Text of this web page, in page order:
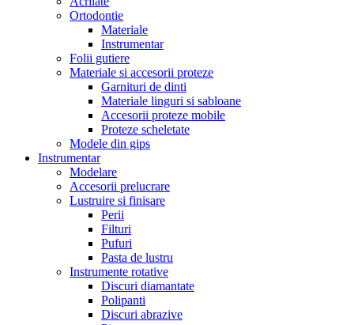
Ortodontie
Materiale
Instrumentar
Folii gutiere
Materiale si accesorii proteze
Garnituri de dinti
Materiale linguri si sabloane
Accesorii proteze mobile
Proteze scheletate
Modele din gips
Instrumentar
Modelare
Accesorii prelucrare
Lustruire si finisare
Perii
Filturi
Pufuri
Pasta de lustru
Instrumente rotative
Discuri diamantate
Polipanti
Discuri abrazive